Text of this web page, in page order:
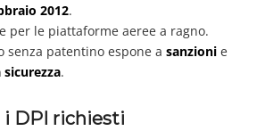
2012.
per le piattaforme aeree a ragno.
senza patentino espone a sanzionie
.
i DPI richiesti